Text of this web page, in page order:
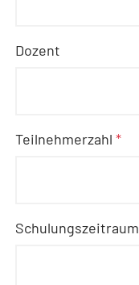
Dozent
Teilnehmerzahl*
Schulungszeitraum